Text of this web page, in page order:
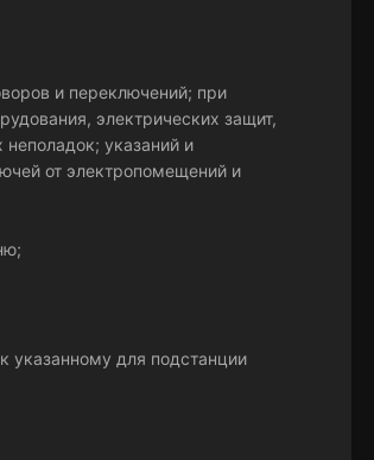
и переключений; при
электрических защит,
указаний и
от электропомещений и
указанному для подстанции